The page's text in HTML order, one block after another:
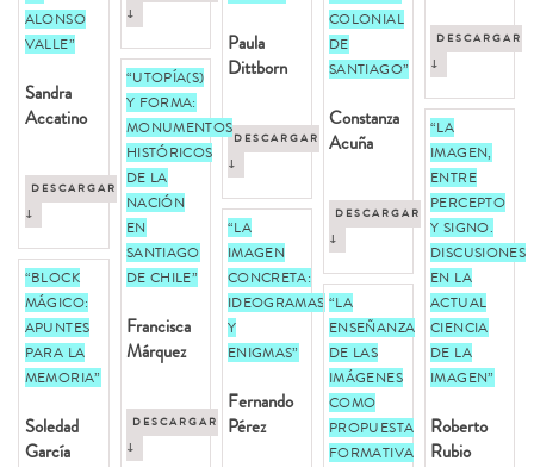
ALONSO
VALLE”
Sandra
Accatino
DESCARGAR
↓
↓
Paula
Dittborn
DESCARGAR
↓
COLONIAL
DE
SANTIAGO”
Constanza
Acuña
DESCARGAR
↓
DESCARGAR
↓
“UTOPÍA(S)
Y FORMA:
MONUMENTOS
HISTÓRICOS
DE LA
NACIÓN
EN
SANTIAGO
DE CHILE”
Francisca
Márquez
DESCARGAR
↓
“LA
IMAGEN,
ENTRE
PERCEPTO
Y SIGNO.
DISCUSIONES
EN LA
ACTUAL
CIENCIA
DE LA
IMAGEN”
Roberto
Rubio
“LA
IMAGEN
CONCRETA:
IDEOGRAMAS
Y
ENIGMAS”
Fernando
Pérez
“BLOCK
MÁGICO:
APUNTES
PARA LA
MEMORIA”
Soledad
García
“LA
ENSEÑANZA
DE LAS
IMÁGENES
COMO
PROPUESTA
FORMATIVA